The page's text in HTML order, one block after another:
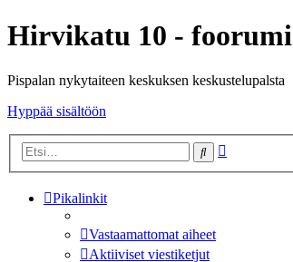
Hirvikatu 10 - foorumi
Pispalan nykytaiteen keskuksen keskustelupalsta
Hyppää sisältöön
Etsi
Pikalinkit
Vastaamattomat aiheet
Aktiiviset viestiketjut